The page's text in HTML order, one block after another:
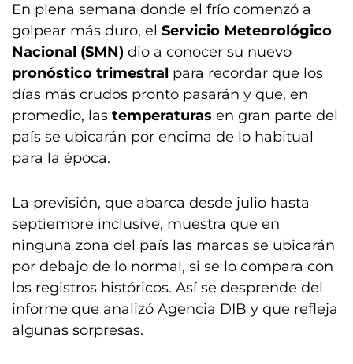
En plena semana donde el frío comenzó a
golpear más duro, el Servicio Meteorológico
Nacional (SMN) dio a conocer su nuevo
pronóstico trimestral para recordar que los
días más crudos pronto pasarán y que, en
promedio, las temperaturas en gran parte del
país se ubicarán por encima de lo habitual
para la época.
La previsión, que abarca desde julio hasta
septiembre inclusive, muestra que en
ninguna zona del país las marcas se ubicarán
por debajo de lo normal, si se lo compara con
los registros históricos. Así se desprende del
informe que analizó Agencia DIB y que refleja
algunas sorpresas.